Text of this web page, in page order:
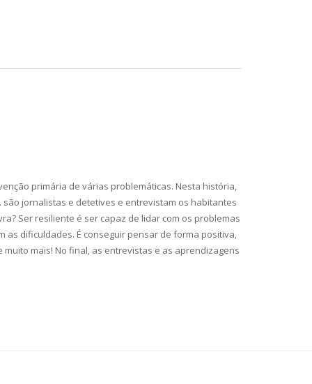
primária de várias problemáticas. Nesta história,
jornalistas e detetives e entrevistam os habitantes
Ser resiliente é ser capaz de lidar com os problemas
as dificuldades. É conseguir pensar de forma positiva,
mais! No final, as entrevistas e as aprendizagens